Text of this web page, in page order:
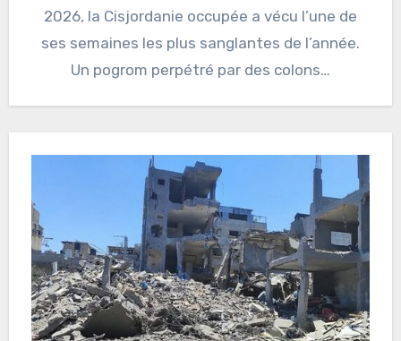
2026, la Cisjordanie occupée a vécu l’une de
ses semaines les plus sanglantes de l’année.
Un pogrom perpétré par des colons…